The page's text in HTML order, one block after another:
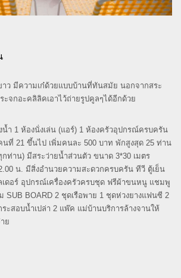
าว มีความเก๋ด้วยแบบบ้านที่ทันสมัย นอกจากสระ
ะจกอะคลิลิคเอาไว้ถ่ายรูปคูลๆได้อีกด้วย
ำ 1 ห้องนั่งเล่น (แอร์) 1 ห้องครัวอุปกรณ์ครบครัน
นที่ 21 ขึ้นไป เพิ่มคนละ 500 บาท พักสูงสุด 25 ท่าน
ท่าน) มีสระว่ายน้ำส่วนตัว ขนาด 3*30 เมตร
น. มีสิ่งอำนวยความสะดวกครบครัน ทีวี ตู้เย็น
เดอร์ อุปกรณ์เครื่องครัวครบชุด ฟรีผ้าขนหนู แชมพู
SUB BOARD 2 ชุดเรือพาย 1 ชุดห่วงยางแฟนซี 2
ระสอบน้ำเปล่า 2 แพ๊ค แม่บ้านบริการล้างจานให้
ย